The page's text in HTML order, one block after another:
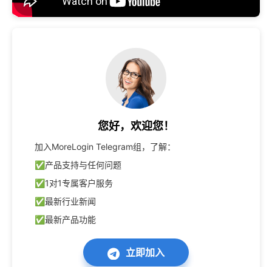
您好，欢迎您！
加入MoreLogin Telegram组，了解：
✅产品支持与任何问题
✅1对1专属客户服务
✅最新行业新闻
✅最新产品功能
立即加入